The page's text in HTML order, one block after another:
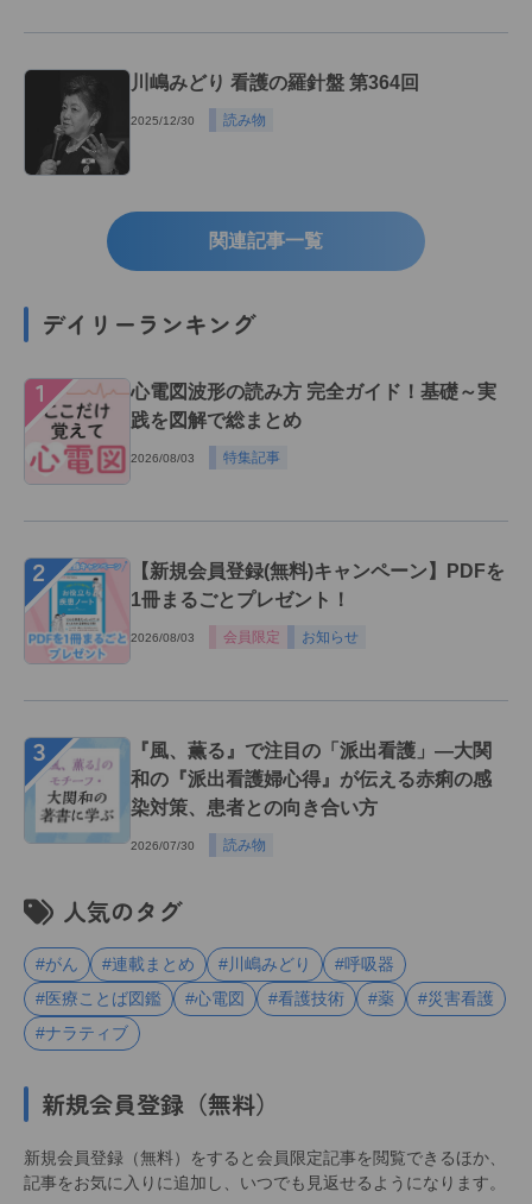
川嶋みどり 看護の羅針盤 第364回
2025/12/30 読み物
関連記事一覧
デイリーランキング
１
心電図波形の読み方 完全ガイド！基礎～実
践を図解で総まとめ
2026/08/03 特集記事
２
【新規会員登録(無料)キャンペーン】PDFを
1冊まるごとプレゼント！
2026/08/03 会員限定 お知らせ
３
『風、薫る』で注目の「派出看護」―大関
和の『派出看護婦心得』が伝える赤痢の感
染対策、患者との向き合い方
2026/07/30 読み物
人気のタグ
#がん #連載まとめ #川嶋みどり
#呼吸器
#医療ことば図鑑
#心電図 #看護技術 #薬
#災害看護
#ナラティブ
新規会員登録（無料）
新規会員登録（無料）をすると会員限定記事を閲覧できるほか、
記事をお気に入りに追加し、いつでも見返せるようになります。